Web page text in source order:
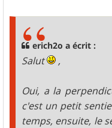
erich2o a écrit :
Salut ,
Oui, a la
c'est un petit
temps, ensuite, le